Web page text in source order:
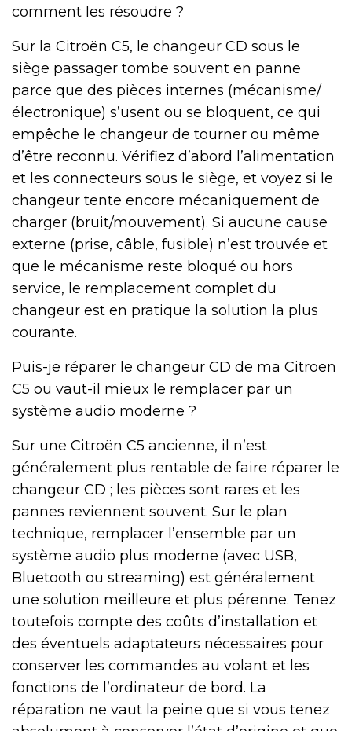
comment les résoudre ?
Sur la Citroën C5, le changeur CD sous le
siège passager tombe souvent en panne
parce que des pièces internes (mécanisme/
électronique) s’usent ou se bloquent, ce qui
empêche le changeur de tourner ou même
d’être reconnu. Vérifiez d’abord l’alimentation
et les connecteurs sous le siège, et voyez si le
changeur tente encore mécaniquement de
charger (bruit/mouvement). Si aucune cause
externe (prise, câble, fusible) n’est trouvée et
que le mécanisme reste bloqué ou hors
service, le remplacement complet du
changeur est en pratique la solution la plus
courante.
Puis-je réparer le changeur CD de ma Citroën
C5 ou vaut-il mieux le remplacer par un
système audio moderne ?
Sur une Citroën C5 ancienne, il n’est
généralement plus rentable de faire réparer le
changeur CD ; les pièces sont rares et les
pannes reviennent souvent. Sur le plan
technique, remplacer l’ensemble par un
système audio plus moderne (avec USB,
Bluetooth ou streaming) est généralement
une solution meilleure et plus pérenne. Tenez
toutefois compte des coûts d’installation et
des éventuels adaptateurs nécessaires pour
conserver les commandes au volant et les
fonctions de l’ordinateur de bord. La
réparation ne vaut la peine que si vous tenez